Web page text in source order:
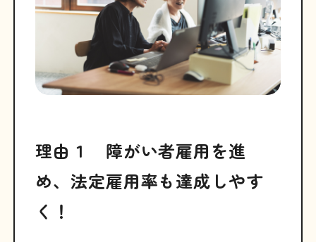
理由１ 障がい者雇用を進
め、法定雇用率も達成しやす
く！